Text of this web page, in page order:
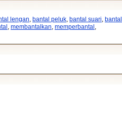
lengan bantal peluk bantal suari bantal
membantalkan memperbantal